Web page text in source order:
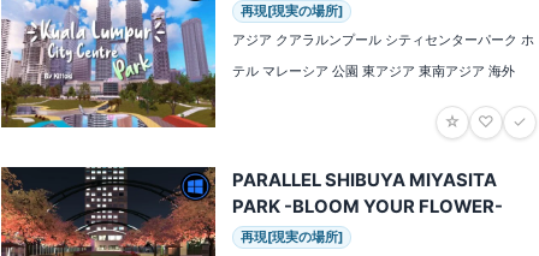
再現[現実の場所]
アジア クアラルンプール シティセンターパーク ホ
テル マレーシア 公園 東アジア 東南アジア 海外
☆ ♡ ✓
PARALLEL SHIBUYA MIYASITA
PARK -BLOOM YOUR FLOWER-
再現[現実の場所]